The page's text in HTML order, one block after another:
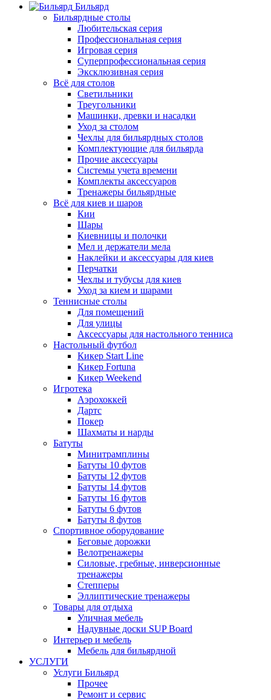
Бильярд
Бильярдные столы
Любительская серия
Профессиональная серия
Игровая серия
Суперпрофессиональная серия
Эксклюзивная серия
Всё для столов
Светильники
Треугольники
Машинки, древки и насадки
Уход за столом
Чехлы для бильярдных столов
Комплектующие для бильярда
Прочие аксессуары
Системы учета времени
Комплекты аксессуаров
Тренажеры бильярдные
Всё для киев и шаров
Кии
Шары
Киевницы и полочки
Мел и держатели мела
Наклейки и аксессуары для киев
Перчатки
Чехлы и тубусы для киев
Уход за кием и шарами
Теннисные столы
Для помещений
Для улицы
Аксессуары для настольного тенниса
Настольный футбол
Кикер Start Line
Кикер Fortuna
Кикер Weekend
Игротека
Аэрохоккей
Дартс
Покер
Шахматы и нарды
Батуты
Минитрамплины
Батуты 10 футов
Батуты 12 футов
Батуты 14 футов
Батуты 16 футов
Батуты 6 футов
Батуты 8 футов
Спортивное оборудование
Беговые дорожки
Велотренажеры
Силовые, гребные, инверсионные
тренажеры
Степперы
Эллиптические тренажеры
Товары для отдыха
Уличная мебель
Надувные доски SUP Board
Интерьер и мебель
Мебель для бильярдной
УСЛУГИ
Услуги Бильярд
Прочее
Ремонт и сервис